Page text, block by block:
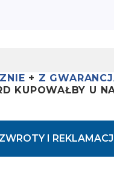
+ Z
KUPOWAŁBY U
ZWROTY I